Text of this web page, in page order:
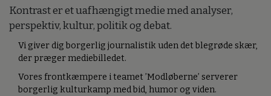
Kontrast er et uafhængigt medie med analyser,
perspektiv, kultur, politik og debat.
Vi giver dig borgerlig journalistik uden det blegrøde skær,
der præger mediebilledet.
Vores frontkæmpere i teamet ’Modløberne’ serverer
borgerlig kulturkamp med bid, humor og viden.